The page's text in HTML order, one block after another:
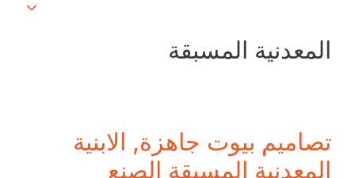
المعدنية المسبقة
تصاميم بيوت جاهزة, الابنية
المعدنية المسبقة الصنع